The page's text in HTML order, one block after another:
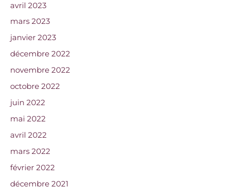
avril 2023
mars 2023
janvier 2023
décembre 2022
novembre 2022
octobre 2022
juin 2022
mai 2022
avril 2022
mars 2022
février 2022
décembre 2021